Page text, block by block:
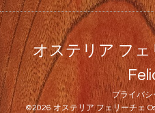
オステリア フ
プライバ
©2026オステリア フェリーチェ